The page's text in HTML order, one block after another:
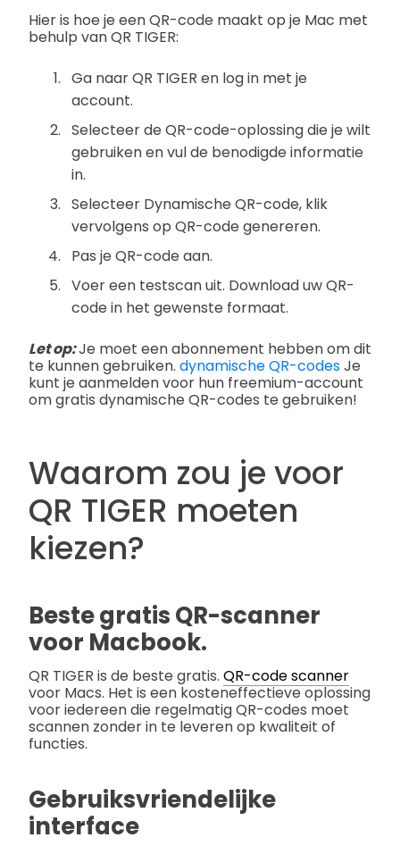
Hier is hoe je een QR-code maakt op je Mac met
behulp van QR TIGER:
Ga naar QR TIGER en log in met je
account.
Selecteer de QR-code-oplossing die je wilt
gebruiken en vul de benodigde informatie
in.
Selecteer Dynamische QR-code, klik
vervolgens op QR-code genereren.
Pas je QR-code aan.
Voer een testscan uit. Download uw QR-
code in het gewenste formaat.
Let op:Je moet een abonnement hebben om dit
te kunnen gebruiken. dynamische QR-codesJe
kunt je aanmelden voor hun freemium-account
om gratis dynamische QR-codes te gebruiken!
Waarom zou je voor
QR TIGER moeten
kiezen?
Beste gratis QR-scanner
voor Macbook.
QR TIGER is de beste gratis. QR-code scanner
voor Macs. Het is een kosteneffectieve oplossing
voor iedereen die regelmatig QR-codes moet
scannen zonder in te leveren op kwaliteit of
functies.
Gebruiksvriendelijke
interface